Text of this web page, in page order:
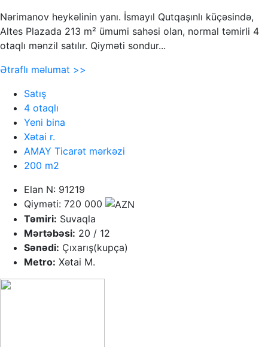
Nərimanov heykəlinin yanı. İsmayıl Qutqaşınlı küçəsində,
Altes Plazada 213 m² ümumi sahəsi olan, normal təmirli 4
otaqlı mənzil satılır. Qiyməti sondur...
Ətraflı məlumat >>
Satış
4 otaqlı
Yeni bina
Xətai r.
AMAY Ticarət mərkəzi
200 m2
Elan N: 91219
Qiyməti: 720 000
Təmiri: Suvaqla
Mərtəbəsi: 20 / 12
Sənədi: Çıxarış(kupça)
Metro: Xətai M.